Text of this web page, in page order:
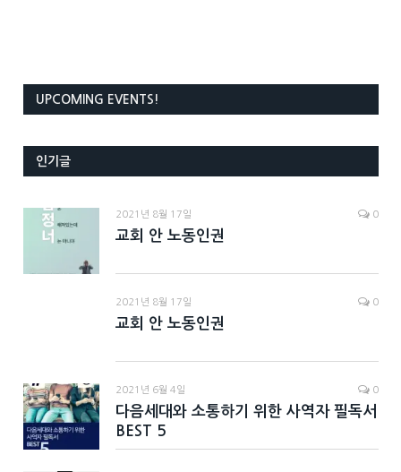
UPCOMING EVENTS!
인기글
2021년 8월 17일 0
교회 안 노동인권
2021년 8월 17일 0
교회 안 노동인권
2021년 6월 4일 0
다음세대와 소통하기 위한 사역자 필독서
BEST 5